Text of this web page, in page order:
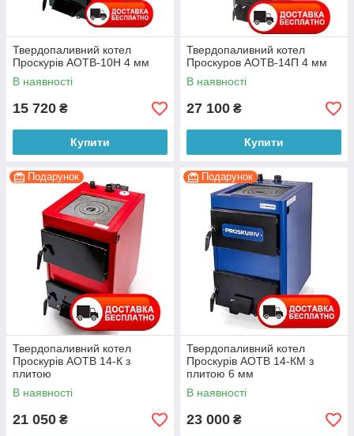
Твердопаливний котел
Проскурів АОТВ-10Н 4 мм
В наявності
15 720 ₴
Купити
Твердопаливний котел
Проскуров АОТВ-14П 4 мм
В наявності
27 100 ₴
Купити
Подарунок
Твердопаливний котел
Проскурів АОТВ 14-К з
плитою
В наявності
21 050 ₴
Подарунок
Твердопаливний котел
Проскурів АОТВ 14-КМ з
плитою 6 мм
В наявності
23 000 ₴